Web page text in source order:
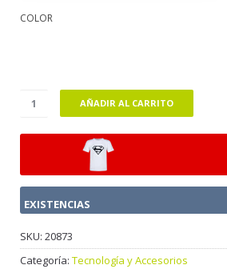
COLOR
AÑADIR AL CARRITO
EXISTENCIAS
SKU:20873
Categoría:Tecnología y Accesorios